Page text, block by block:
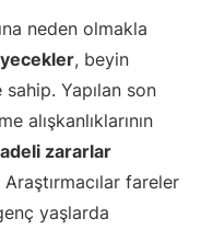
neden olmakla
, beyin
Yapılan son
alışkanlıklarının
zararlar
fareler
yaşlarda